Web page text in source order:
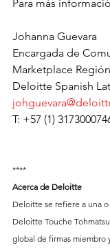
Para más
Johanna Guevara
Encargada de
Marketplace
Deloitte Spanish
T: +57 (1)
****
Acerca de Deloitte
Deloitte se refiere a una
Deloitte Touche
global de firmas miembro